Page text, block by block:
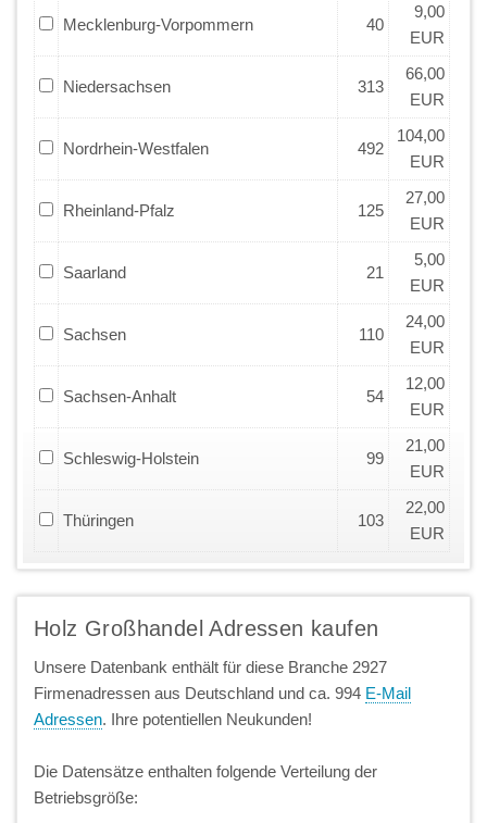
Mecklenburg-Vorpommern 40
9,00
EUR
Niedersachsen 313
66,00
EUR
Nordrhein-Westfalen 492
104,00
EUR
Rheinland-Pfalz 125
27,00
EUR
Saarland 21
5,00
EUR
Sachsen 110
24,00
EUR
Sachsen-Anhalt 54
12,00
EUR
Schleswig-Holstein 99
21,00
EUR
Thüringen 103
22,00
EUR
Holz Großhandel Adressen kaufen
Unsere Datenbank enthält für diese Branche 2927
Firmenadressen aus Deutschland und ca. 994 E-Mail
Adressen. Ihre potentiellen Neukunden!
Die Datensätze enthalten folgende Verteilung der
Betriebsgröße: